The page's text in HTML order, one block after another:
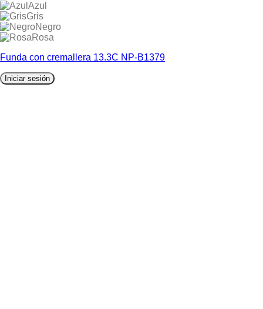
Azul
Gris
Negro
Rosa
Funda con cremallera 13.3C NP-B1379
Iniciar sesión